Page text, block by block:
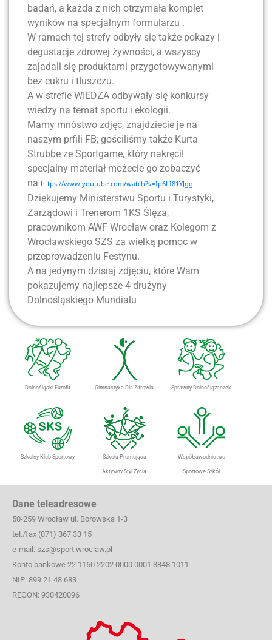
badań, a każda z nich otrzymała komplet
wyników na specjalnym formularzu .
W ramach tej strefy odbyły się także pokazy i
degustacje zdrowej żywności, a wszyscy
zajadali się produktami przygotowywanymi
bez cukru i tłuszczu.
A w strefie WIEDZA odbywały się konkursy
wiedzy na temat sportu i ekologii.
Mamy mnóstwo zdjęć, znajdziecie je na
naszym prfili FB; gościliśmy także Kurta
Strubbe ze Sportgame, który nakręcił
specjalny materiał możecie go zobaczyć
na https://www.youtube.com/watch?v=Ip6LI81YJgg
Dziękujemy Ministerstwu Sportu i Turystyki,
Zarządowi i Trenerom 1KS Ślęza,
pracownikom AWF Wrocław oraz Kolegom z
Wrocławskiego SZS za wielką pomoc w
przeprowadzeniu Festynu.
A na jedynym dzisiaj zdjęciu, które Wam
pokazujemy najlepsze 4 drużyny
Dolnośląskiego Mundialu
Dolnośląski Eurofit Gimnastyka Dla Zdrowia Sprawny Dolnoślązaczek
Szkolny Klub Sportowy Szkoła Promująca
Aktywny Styl Życia
Współzawodnictwo
Sportowe Szkół
Dane teleadresowe
50-259 Wrocław ul. Borowska 1-3
tel./fax (071) 367 33 15
e-mail: szs@sport.wroclaw.pl
Konto bankowe 22 1160 2202 0000 0001 8848 1011
NIP: 899 21 48 683
REGON: 930420096